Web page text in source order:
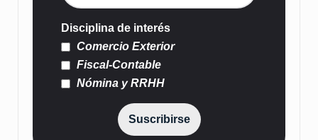
Disciplina de interés
Comercio Exterior
Fiscal-Contable
Nómina y RRHH
Suscribirse